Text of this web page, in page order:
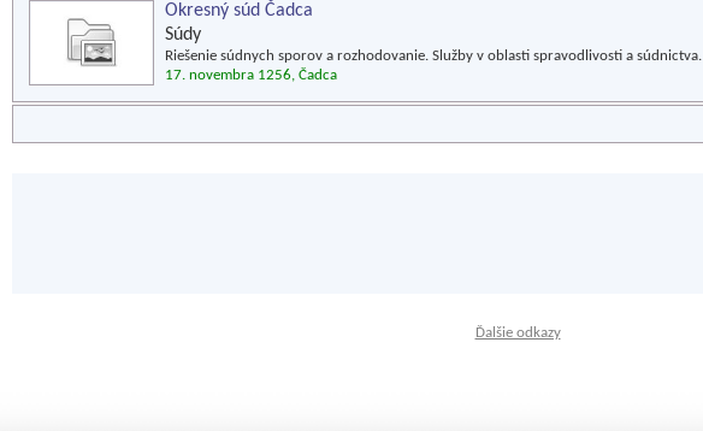
Okresný súd Čadca
Súdy
Riešenie súdnych sporov a rozhodovanie. Služby v oblasti spravodlivosti a súdnictva.
17. novembra 1256, Čadca
Ďalšie odkazy